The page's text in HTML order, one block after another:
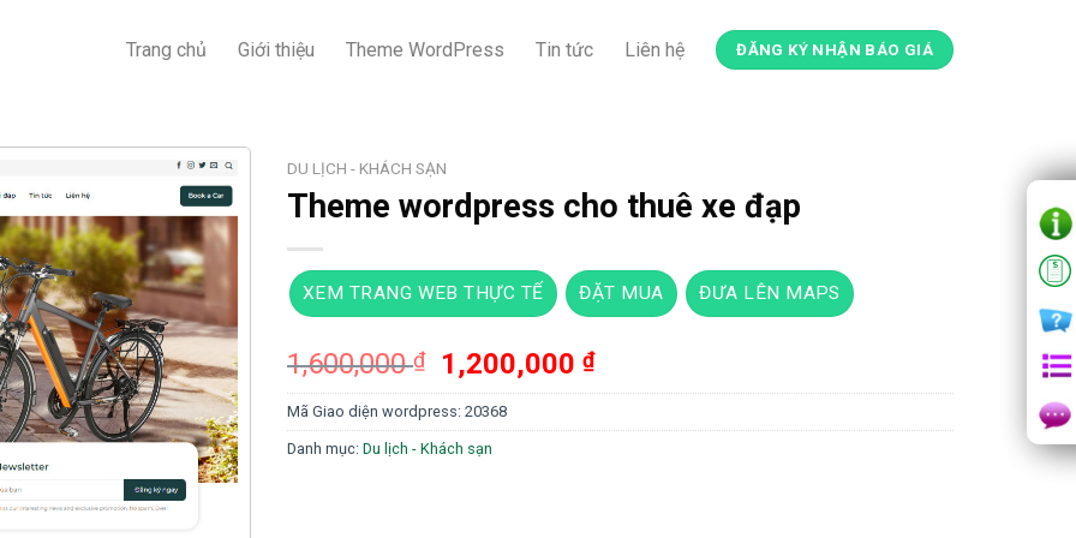
Trang chủ Giới thiệu Theme WordPress Tin tức Liên hệ ĐĂNG KÝ NHẬN BÁO GIÁ
DU LỊCH - KHÁCH SẠN
Theme wordpress cho thuê xe đạp
XEM TRANG WEB THỰC TẾ ĐẶT MUA ĐƯA LÊN MAPS
1,600,000₫
Giá
gốc
là:
1,600,000 ₫.
1,200,000₫Giá
hiện
Mã Giao diện wordpress: 20368
Danh mục: Du lịch - Khách sạn